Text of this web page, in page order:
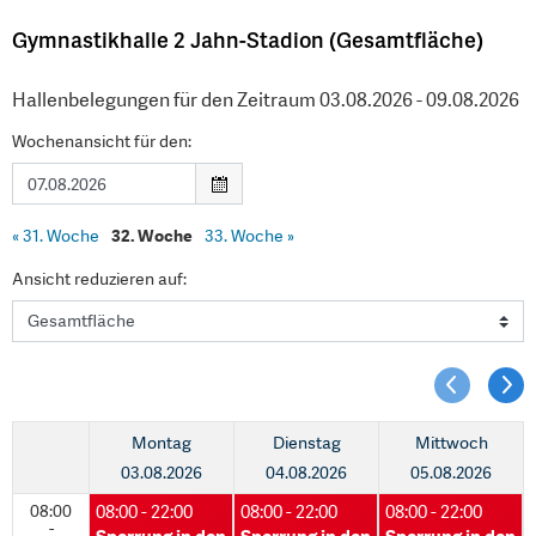
Gymnastikhalle 2 Jahn-Stadion (Gesamtfläche)
Hallenbelegungen für den Zeitraum 03.08.2026 - 09.08.2026
Wochenansicht für den:
«31. Woche 32. Woche 33. Woche »
Ansicht reduzieren auf:
08:00
-
Montag
03.08.2026
08:00 - 22:00
Dienstag
04.08.2026
08:00 - 22:00
Mittwoch
05.08.2026
08:00 - 22:00